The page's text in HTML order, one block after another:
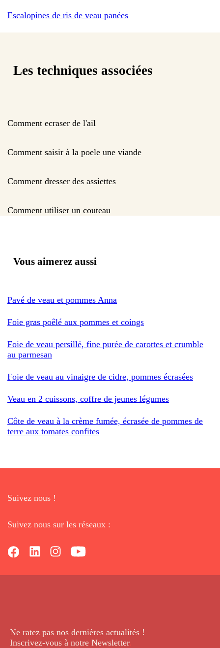
Escalopines de ris de veau panées
Les techniques associées
Comment ecraser de l'ail
Comment saisir à la poele une viande
Comment dresser des assiettes
Comment utiliser un couteau
Vous aimerez aussi
Pavé de veau et pommes Anna
Foie gras poêlé aux pommes et coings
Foie de veau persillé, fine purée de carottes et crumble
au parmesan
Foie de veau au vinaigre de cidre, pommes écrasées
Veau en 2 cuissons, coffre de jeunes légumes
Côte de veau à la crème fumée, écrasée de pommes de
terre aux tomates confites
Suivez nous !
Suivez nous sur les réseaux :
Ne ratez pas nos dernières actualités !
Inscrivez-vous à notre Newsletter.